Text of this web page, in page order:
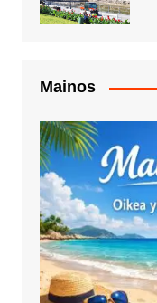
Mainos